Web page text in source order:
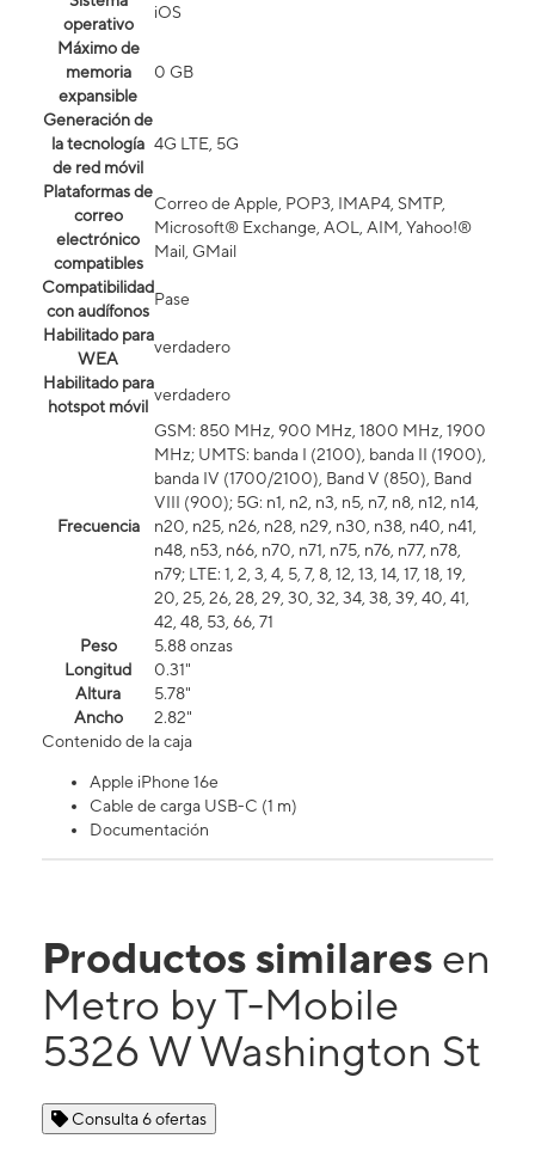
operativo
iOS
Máximo de
memoria
expansible
0 GB
Generación de
la tecnología
de red móvil
4G LTE, 5G
Plataformas de
correo
electrónico
compatibles
Correo de Apple, POP3, IMAP4, SMTP,
Microsoft® Exchange, AOL, AIM, Yahoo!®
Mail, GMail
Compatibilidad
con audífonos
Pase
Habilitado para
WEA
verdadero
Habilitado para
hotspot móvil
verdadero
Frecuencia
GSM: 850 MHz, 900 MHz, 1800 MHz, 1900
MHz; UMTS: banda I (2100), banda II (1900),
banda IV (1700/2100), Band V (850), Band
VIII (900); 5G: n1, n2, n3, n5, n7, n8, n12, n14,
n20, n25, n26, n28, n29, n30, n38, n40, n41,
n48, n53, n66, n70, n71, n75, n76, n77, n78,
n79; LTE: 1, 2, 3, 4, 5, 7, 8, 12, 13, 14, 17, 18, 19,
20, 25, 26, 28, 29, 30, 32, 34, 38, 39, 40, 41,
42, 48, 53, 66, 71
Peso
5.88 onzas
Longitud
0.31"
Altura
5.78"
Ancho
2.82"
Contenido de la caja
Apple iPhone 16e
Cable de carga USB-C (1 m)
Documentación
Productos similares en
Metro by T-Mobile
5326 W Washington St
Consulta 6 ofertas